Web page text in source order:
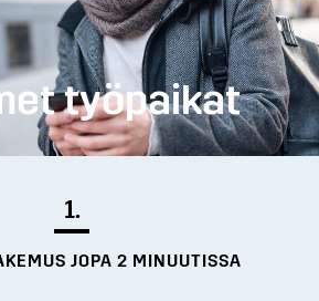
työpaikat
1.
JOPA 2 MINUUTISSA